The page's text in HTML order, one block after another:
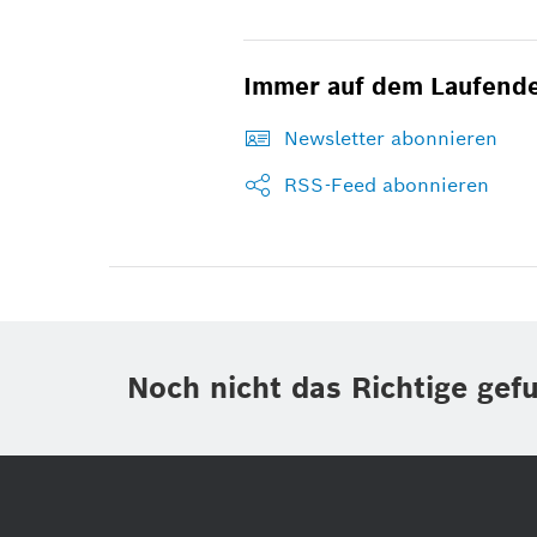
Immer auf dem
Newsletter abonnieren
RSS-Feed abonnieren
Noch nicht das Richtige